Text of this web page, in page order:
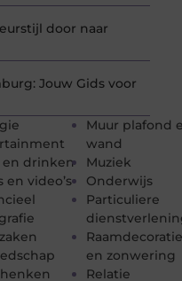
door naar
Jouw Gids voor
en drinken
en video’s
Muur plafond
wand
Muziek
Onderwijs
Particuliere
en zonwering
Relatie